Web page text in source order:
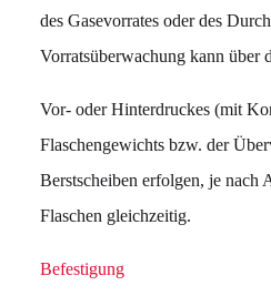
des Gasevorrates oder des
Vorratsüberwachung kann über
Vor- oder Hinterdruckes (mit
Flaschengewichts bzw. der
Berstscheiben erfolgen, je nach
Flaschen gleichzeitig.
Befestigung